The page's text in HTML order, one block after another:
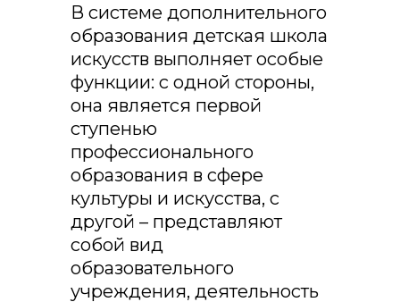
В системе дополнительного
образования детская школа
искусств выполняет особые
функции: с одной стороны,
она является первой
ступенью
профессионального
образования в сфере
культуры и искусства, с
другой – представляют
собой вид
образовательного
учреждения, деятельность